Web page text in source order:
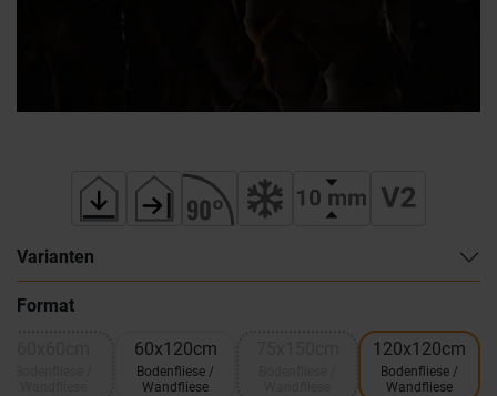
Varianten
Format
60x120cm
Bodenfliese /
Wandfliese
120x120cm
Bodenfliese /
Wandfliese